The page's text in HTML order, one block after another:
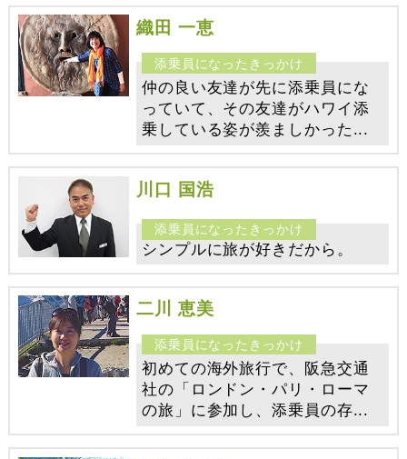
織田 一恵
仲の良い友達が先に添乗員にな
っていて、その友達がハワイ添
乗している姿が羨ましかった...
川口 国浩
シンプルに旅が好きだから。
二川 恵美
初めての海外旅行で、阪急交通
社の「ロンドン・パリ・ローマ
の旅」に参加し、添乗員の存...